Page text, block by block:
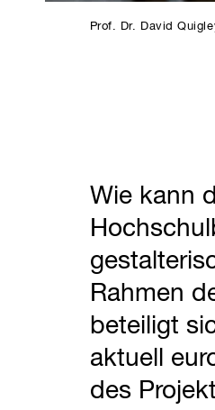
Prof. Dr. David
Wie kann
Rahmen
beteiligt
aktuell
des